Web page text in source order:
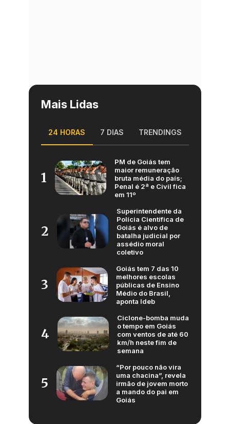
Mais Lidas
24 HORAS 7 DIAS TRENDINGS
1
PM de Goiás tem
maior remuneração
bruta média do país;
Penal é 2ª e Civil fica
em 11º
2
Superintendente da
Polícia Científica de
Goiás é alvo de
batalha judicial por
assédio moral
coletivo
3
Goiás tem 7 das 10
melhores escolas
públicas de Ensino
Médio do Brasil,
aponta Ideb
4
Ciclone-bomba muda
o tempo em Goiás
com ventos de até 60
km/h neste fim de
semana
5
“Por pouco não vira
uma chacina”, revela
irmão de jovem morto
a mando do pai em
Goiás